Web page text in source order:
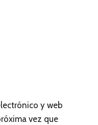
y web
vez que